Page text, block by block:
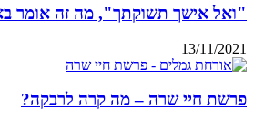
"ואל אישך תשוקתך", מה זה אומר
13/11/2021
פרשת חיי שרה – מה קרה לרבקה?